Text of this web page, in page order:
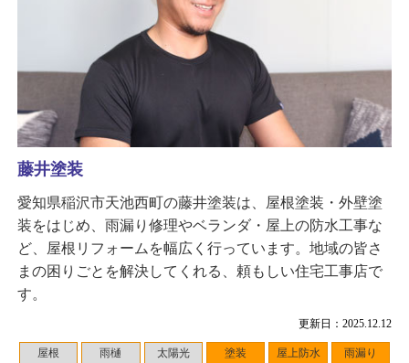
更新日：2025.12.12
屋根 雨樋 太陽光 塗装 屋上防水 雨漏り
藤井塗装
愛知県稲沢市天池西町の藤井塗装は、屋根塗装・外壁塗
装をはじめ、雨漏り修理やベランダ・屋上の防水工事な
ど、屋根リフォームを幅広く行っています。地域の皆さ
まの困りごとを解決してくれる、頼もしい住宅工事店で
す。